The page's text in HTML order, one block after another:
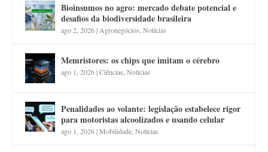
Bioinsumos no agro: mercado debate potencial e
desafios da biodiversidade brasileira
ago 2, 2026| Agronegócios ,Notícias
Memristores: os chips que imitam o cérebro
ago 1, 2026|Ciências ,Notícias
Penalidades ao volante: legislação estabelece rigor
para motoristas alcoolizados e usando celular
ago 1, 2026|Mobilidade ,Notícias